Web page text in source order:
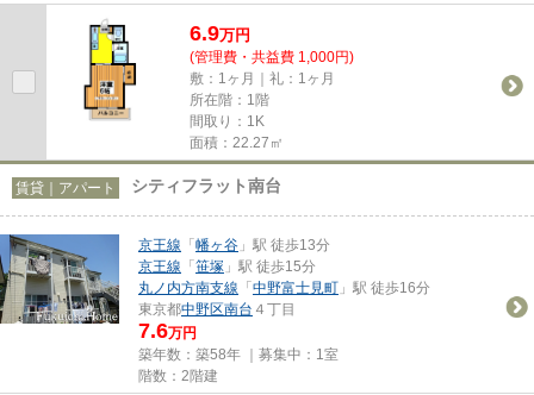
の夢を叶える！そんなお勧めの一部...
6.9万円
(管理費・共益費 1,000円)
敷：1ヶ月｜礼：1ヶ月
所在階：1階
間取り：1K
面積：22.27㎡
賃貸｜アパート シティフラット南台
京王線 「幡ヶ谷 」駅 徒歩13分
京王線 「笹塚 」駅 徒歩15分
丸ノ内方南支線 「中野富士見町 」駅 徒歩16分
東京都中野区南台 ４丁目
7.6万円
築年数：築58年 ｜募集中： 1室
階数：2階建